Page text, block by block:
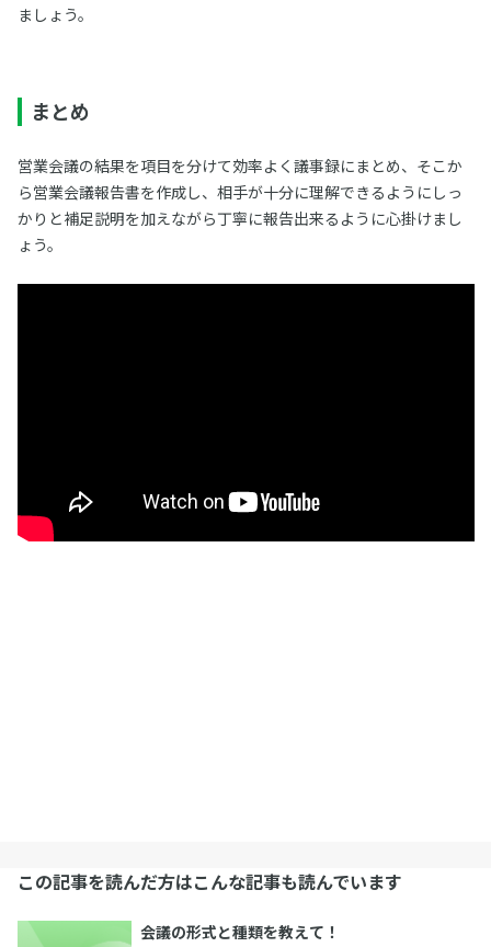
ましょう。
まとめ
営業会議の結果を項目を分けて効率よく議事録にまとめ、そこか
ら営業会議報告書を作成し、相手が十分に理解できるようにしっ
かりと補足説明を加えながら丁寧に報告出来るように心掛けまし
ょう。
この記事を読んだ方はこんな記事も読んでいます
会議の形式と種類を教えて！